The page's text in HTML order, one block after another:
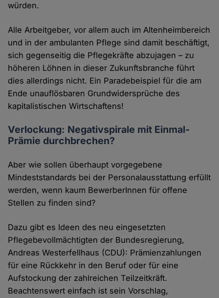
würden.
Alle Arbeitgeber, vor allem auch im Altenheimbereich
und in der ambulanten Pflege sind damit beschäftigt,
sich gegenseitig die Pflegekräfte abzujagen – zu
höheren Löhnen in dieser Zukunftsbranche führt
dies allerdings nicht. Ein Paradebeispiel für die am
Ende unauflösbaren Grundwidersprüche des
kapitalistischen Wirtschaftens!
Verlockung: Negativspirale mit Einmal-
Prämie durchbrechen?
Aber wie sollen überhaupt vorgegebene
Mindeststandards bei der Personalausstattung erfüllt
werden, wenn kaum BewerberInnen für offene
Stellen zu finden sind?
Dazu gibt es Ideen des neu eingesetzten
Pflegebevollmächtigten der Bundesregierung,
Andreas Westerfellhaus (CDU): Prämienzahlungen
für eine Rückkehr in den Beruf oder für eine
Aufstockung der zahlreichen Teilzeitkräft.
Beachtenswert einfach ist sein Vorschlag,